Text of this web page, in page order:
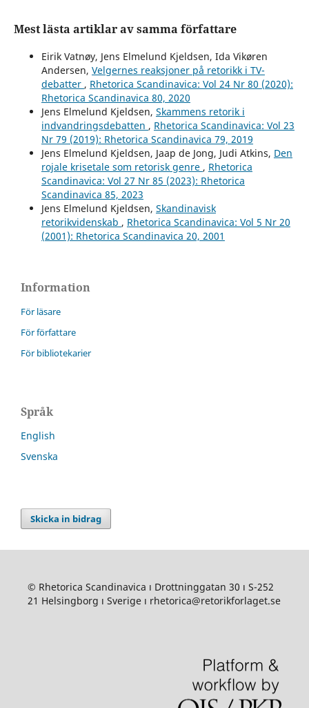
Mest lästa artiklar av samma författare
Eirik Vatnøy, Jens Elmelund Kjeldsen, Ida Vikøren
Andersen, Velgernes reaksjoner på retorikk i TV-
debatter , Rhetorica Scandinavica: Vol 24 Nr 80 (2020):
Rhetorica Scandinavica 80, 2020
Jens Elmelund Kjeldsen, Skammens retorik i
indvandringsdebatten , Rhetorica Scandinavica: Vol 23
Nr 79 (2019): Rhetorica Scandinavica 79, 2019
Jens Elmelund Kjeldsen, Jaap de Jong, Judi Atkins, Den
rojale krisetale som retorisk genre , Rhetorica
Scandinavica: Vol 27 Nr 85 (2023): Rhetorica
Scandinavica 85, 2023
Jens Elmelund Kjeldsen, Skandinavisk
retorikvidenskab , Rhetorica Scandinavica: Vol 5 Nr 20
(2001): Rhetorica Scandinavica 20, 2001
Information
För läsare
För författare
För bibliotekarier
Språk
English
Svenska
Skicka in bidrag
© Rhetorica Scandinavica ı Drottninggatan 30 ı S-252
21 Helsingborg ı Sverige ı rhetorica@retorikforlaget.se